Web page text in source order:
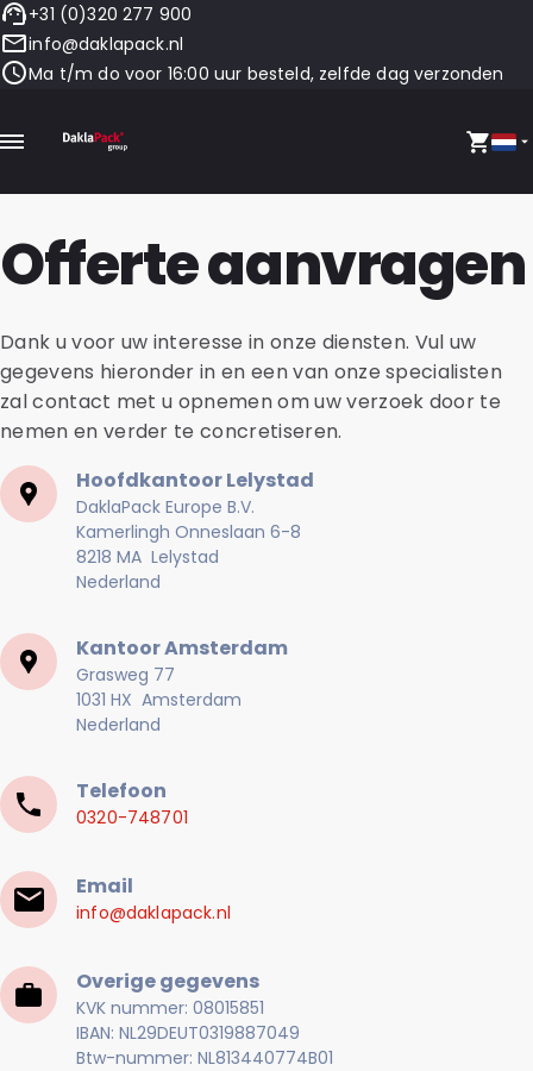
+31 (0)320 277 900
info@daklapack.nl
Ma t/m do voor 16:00 uur besteld, zelfde dag verzonden
Offerte aanvragen
Dank u voor uw interesse in onze diensten. Vul uw
gegevens hieronder in en een van onze specialisten
zal contact met u opnemen om uw verzoek door te
nemen en verder te concretiseren.
Hoofdkantoor Lelystad
DaklaPack Europe B.V.
Kamerlingh Onneslaan 6-8
8218 MA Lelystad
Nederland
Kantoor Amsterdam
Grasweg 77
1031 HX Amsterdam
Nederland
Telefoon
0320-748701
Email
info@daklapack.nl
Overige gegevens
KVK nummer: 08015851
IBAN: NL29DEUT0319887049
Btw-nummer: NL813440774B01